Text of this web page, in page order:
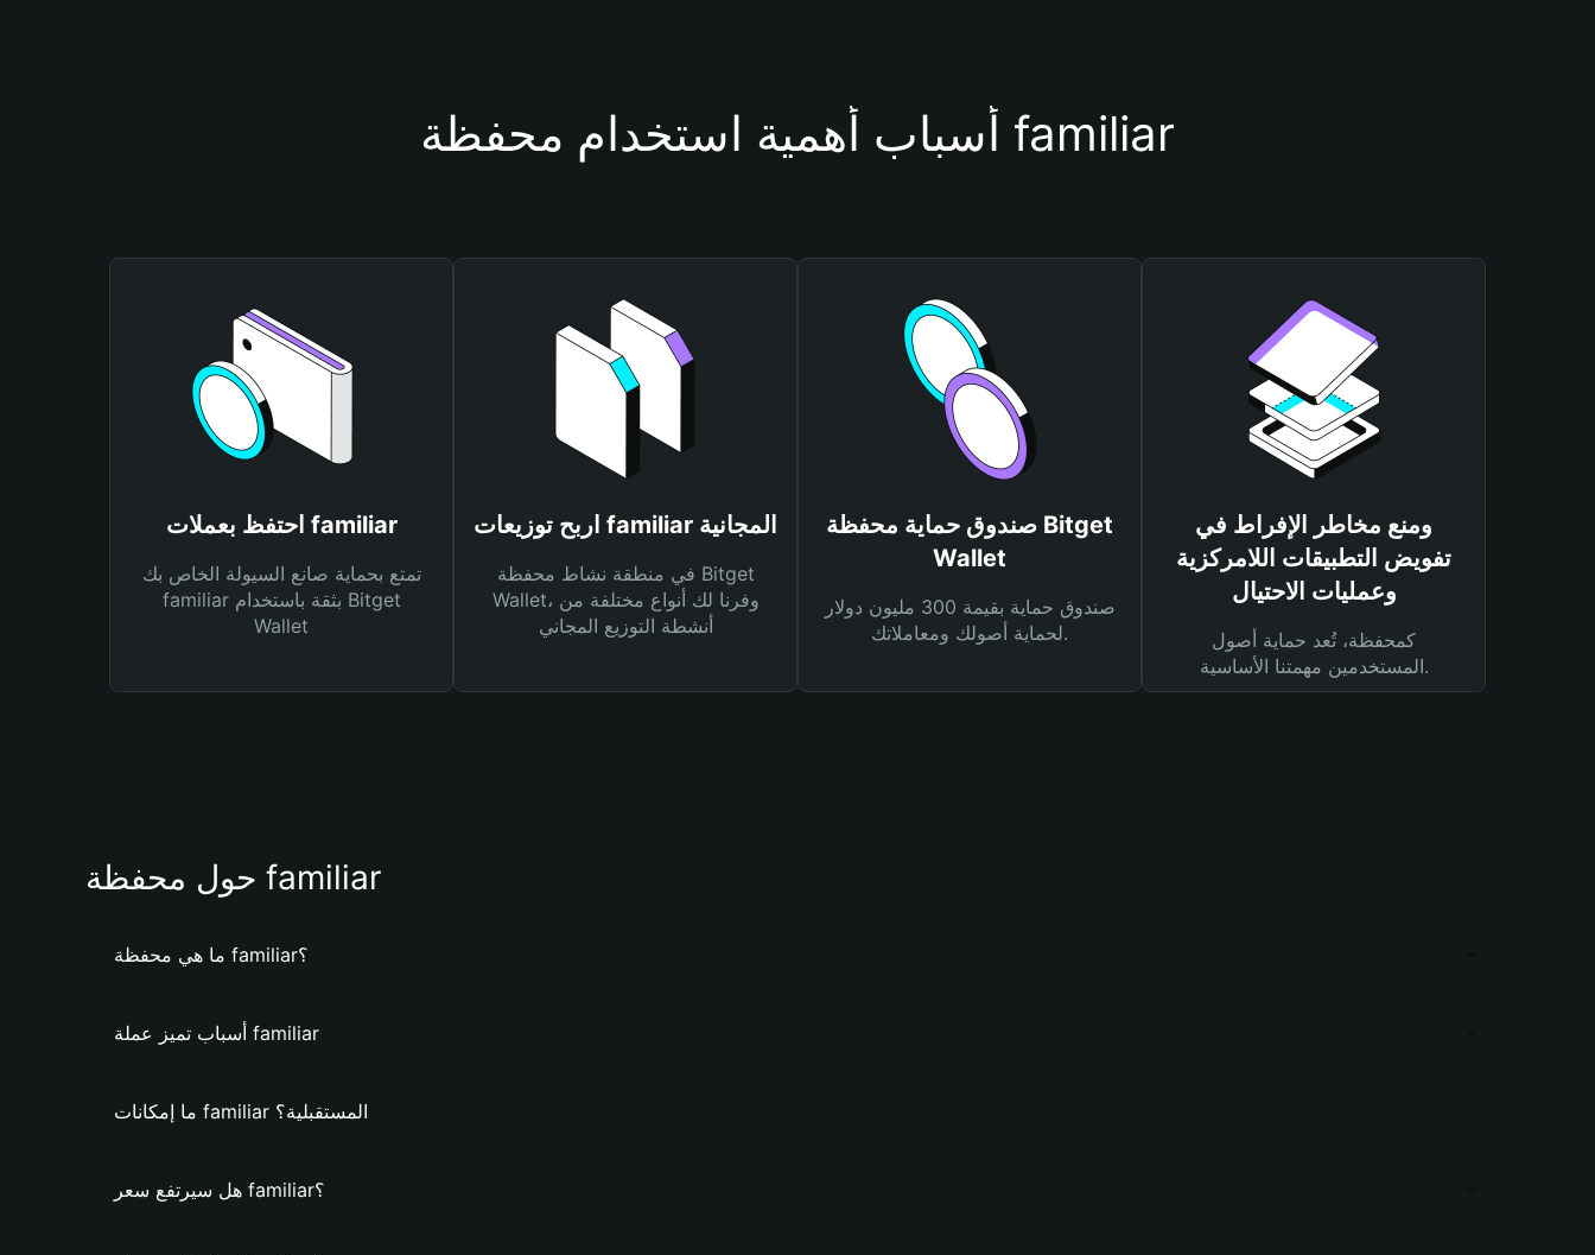
أسباب أهمية استخدام محفظة familiar
احتفظ بعملات familiar
تمتع بحماية صانع السيولة الخاص بك
familiar بثقة باستخدام Bitget
Wallet
اربح توزيعات familiar المجانية
في منطقة نشاط محفظة Bitget
Wallet، وفرنا لك أنواع مختلفة من
أنشطة التوزيع المجاني
صندوق حماية محفظة Bitget
Wallet
صندوق حماية بقيمة 300 مليون دولار
لحماية أصولك ومعاملاتك.
ومنع مخاطر الإفراط في
تفويض التطبيقات اللامركزية
وعمليات الاحتيال
كمحفظة، تُعد حماية أصول
المستخدمين مهمتنا الأساسية.
حول محفظة familiar
ما هي محفظة familiar؟
أسباب تميز عملة familiar
ما إمكانات familiar المستقبلية؟
هل سيرتفع سعر familiar؟